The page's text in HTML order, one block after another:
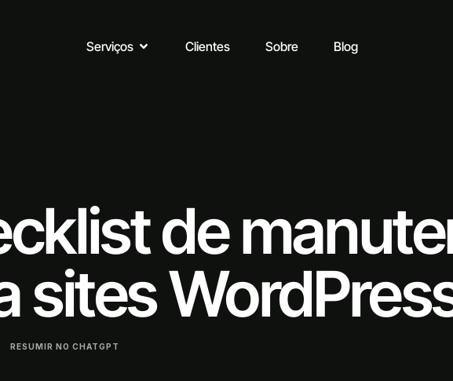
Serviços Clientes Sobre Blog
de
sites
RESUMIR NO CHATGPT